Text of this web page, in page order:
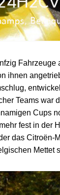
ihnen
Teams war
Cups
fest in der
das Citroën-
Mettet